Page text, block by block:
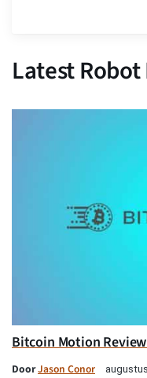
Latest
Bitcoin Motion
DoorJason Conor